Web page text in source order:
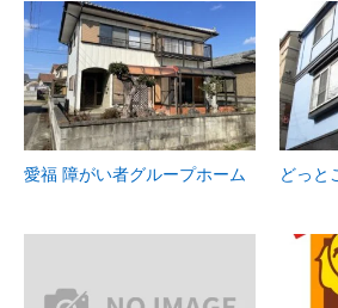
愛福 障がい者グループホーム どっと